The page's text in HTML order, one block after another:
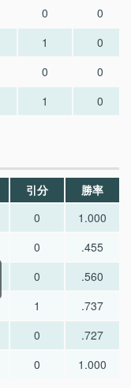
0
0
1
0
0
0
1 0
引分
勝率
0
1.000
0
.455
0
.560
1
.737
0
.727
0 1.000